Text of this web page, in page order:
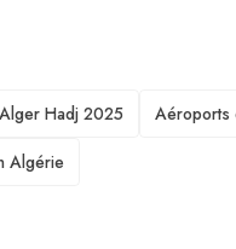
Hadj 2025 Aéroports
Algérie